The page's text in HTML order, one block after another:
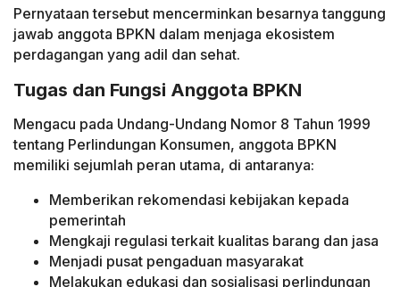
Pernyataan tersebut mencerminkan besarnya tanggung
jawab anggota BPKN dalam menjaga ekosistem
perdagangan yang adil dan sehat.
Tugas dan Fungsi Anggota BPKN
Mengacu pada Undang-Undang Nomor 8 Tahun 1999
tentang Perlindungan Konsumen, anggota BPKN
memiliki sejumlah peran utama, di antaranya:
Memberikan rekomendasi kebijakan kepada
pemerintah
Mengkaji regulasi terkait kualitas barang dan jasa
Menjadi pusat pengaduan masyarakat
Melakukan edukasi dan sosialisasi perlindungan